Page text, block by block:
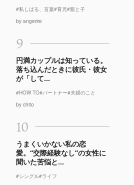
#私しばる、言葉#育児#親と子
by angerire
9
円満カップルは知っている。
落ち込んだときに彼氏・彼女
が「して...
#HOW TO#パートナー#夫婦のこと
by chito
10
うまくいかない私の恋
愛。“交際経験なし”の女性に
聞いた苦悩と...
#シングル#ライフ